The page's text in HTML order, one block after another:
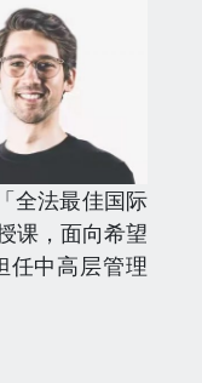
全法最佳国际
课，面向希望
任中高层管理